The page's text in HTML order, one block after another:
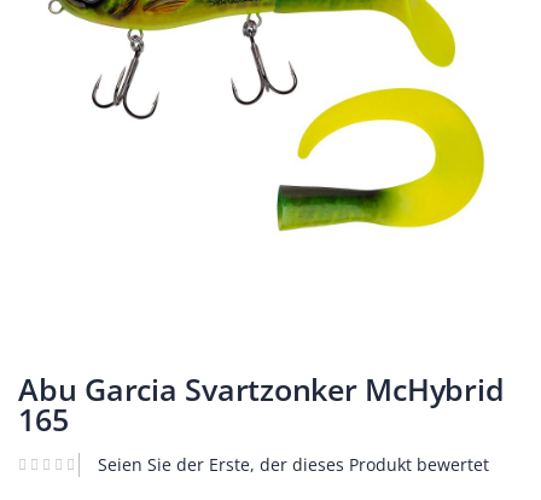
Anfang
der
Bildgalerie
Abu Garcia Svartzonker McHybrid
165
Seien Sie der Erste, der dieses Produkt bewertet